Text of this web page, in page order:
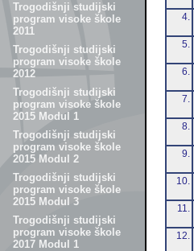
Trogodišnji studijski
program visoke škole
2011
Trogodišnji studijski
program visoke škole
2012
Trogodišnji studijski
program visoke škole
2015 Modul 1
Trogodišnji studijski
program visoke škole
2015 Modul 2
Trogodišnji studijski
program visoke škole
2015 Modul 3
Trogodišnji studijski
program visoke škole
2017 Modul 1
4.
5.
6.
7.
8.
9.
10.
11.
12.